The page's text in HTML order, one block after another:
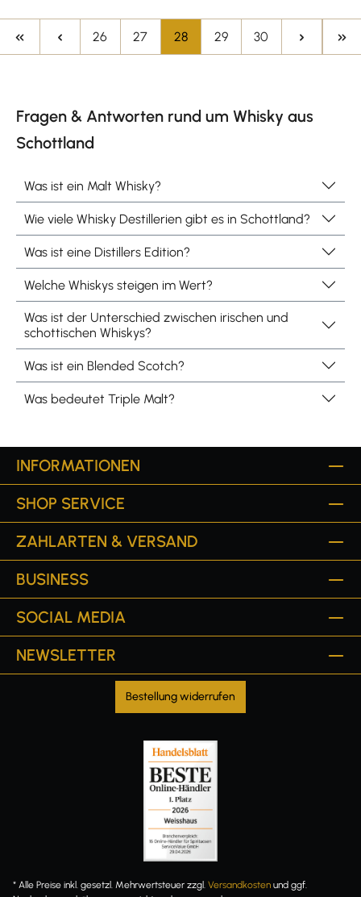
Seite
26 Seite
27 Seite
28 Seite
29 Seite
30
Fragen & Antworten rund um Whisky aus
Schottland
Was ist ein Malt Whisky?
Wie viele Whisky Destillerien gibt es in Schottland?
Was ist eine Distillers Edition?
Welche Whiskys steigen im Wert?
Was ist der Unterschied zwischen irischen und
schottischen Whiskys?
Was ist ein Blended Scotch?
Was bedeutet Triple Malt?
INFORMATIONEN
SHOP SERVICE
ZAHLARTEN & VERSAND
BUSINESS
SOCIAL MEDIA
NEWSLETTER
Bestellung widerrufen
* Alle Preise inkl. gesetzl. Mehrwertsteuer zzgl. Versandkosten und ggf.